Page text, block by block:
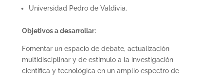
Universidad Pedro de Valdivia.
Objetivos a desarrollar:
Fomentar un espacio de debate, actualización
multidisciplinar y de estímulo a la investigación
científica y tecnológica en un amplio espectro de